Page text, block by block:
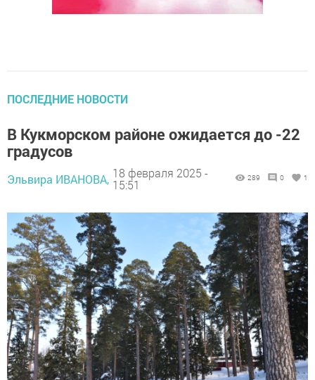
ПОСЛЕДНИЕ НОВОСТИ
В Кукморском районе ожидается до -22
градусов
Эльвира ИВАНОВА, 18 февраля 2025 -
15:51
289 0 1